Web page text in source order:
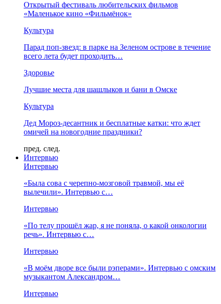
Открытый фестиваль любительских фильмов
«Маленькое кино «Фильмёнок»
Культура
Парад поп-звезд: в парке на Зеленом острове в течение
всего лета будет проходить…
Здоровье
Лучшие места для шашлыков и бани в Омске
Культура
Дед Мороз-десантник и бесплатные катки: что ждет
омичей на новогодние праздники?
пред. след.
Интервью
Интервью
«Была сова с черепно-мозговой травмой, мы её
вылечили». Интервью с…
Интервью
«По телу прошёл жар, я не поняла, о какой онкологии
речь». Интервью с…
Интервью
«В моём дворе все были рэперами». Интервью с омским
музыкантом Александром…
Интервью